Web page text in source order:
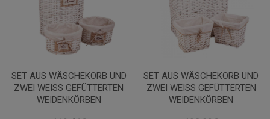
SET AUS WÄSCHEKORB UND
ZWEI WEISS GEFÜTTERTEN W
EIDENKÖRBEN
SET AUS WÄSCHEKORB UND
ZWEI WEISS GEFÜTTERTEN W
EIDENKÖRBEN